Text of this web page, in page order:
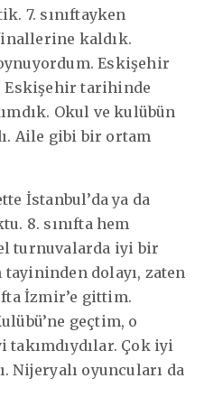
7. sınıftayken
kaldık.
Eskişehir
Eskişehir tarihinde
Okul ve kulübün
Aile gibi bir ortam
İstanbul’da ya da
8. sınıfta hem
turnuvalarda iyi bir
tayininden dolayı, zaten
İzmir’e gittim.
geçtim, o
takımdıydılar. Çok iyi
Nijeryalı oyuncuları da